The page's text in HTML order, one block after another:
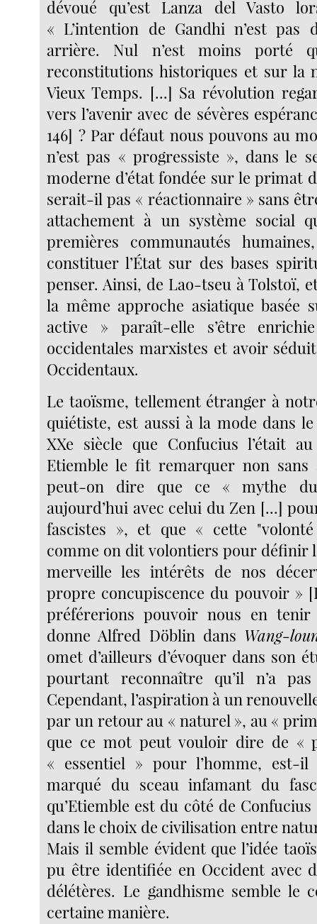
dévoué qu’est Lanza del Vasto
« L’intention de Gandhi n’est pas
arrière. Nul n’est moins porté
reconstitutions historiques et sur la
Vieux Temps. [...] Sa révolution
vers l’avenir avec de sévères
146] ? Par défaut nous pouvons au
n’est pas « progressiste », dans le
moderne d’état fondée sur le primat
serait-il pas « réactionnaire » sans
attachement à un système social
premières communautés
constituer l’État sur des bases
penser. Ainsi, de Lao-tseu à Tolstoï,
la même approche asiatique basée
active » paraît-elle s’être
occidentales marxistes et avoir
Occidentaux.
Le taoïsme, tellement étranger à
quiétiste, est aussi à la mode dans
XXe siècle que Confucius l’était
Etiemble le fit remarquer non sans
peut-on dire que ce « mythe
aujourd’hui avec celui du Zen [...]
fascistes », et que « cette "volonté
comme on dit volontiers pour définir
merveille les intérêts de nos
propre concupiscence du pouvoir »
préférerions pouvoir nous en tenir
donne Alfred Döblin dans Wang-
omet d’ailleurs d’évoquer dans son
pourtant reconnaître qu’il n’a
Cependant, l’aspiration à un
par un retour au « naturel », au «
que ce mot peut vouloir dire de «
« essentiel » pour l’homme, est-il
marqué du sceau infamant du
qu’Etiemble est du côté de
dans le choix de civilisation entre
Mais il semble évident que l’idée
pu être identifiée en Occident avec
délétères. Le gandhisme semble le
certaine manière.